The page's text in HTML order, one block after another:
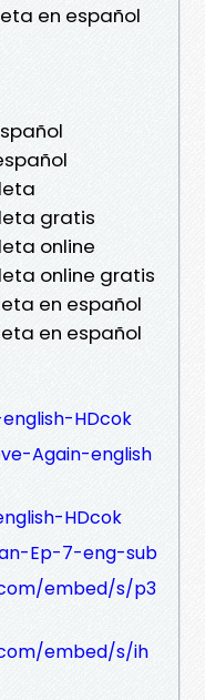
en español
gratis
online
online gratis
en español
en español
HDcok
Again-english
HDcok
Ep-7-eng-sub
embed/s/p3
embed/s/ih